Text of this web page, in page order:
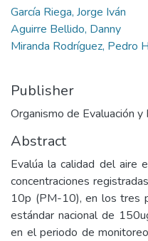
García Riega, Jorge Iván
Aguirre Bellido, Danny
Miranda Rodríguez, Pedro
Publisher
Organismo de Evaluación
Abstract
Evalúa la calidad del aire
concentraciones
10p (PM-10), en los tres
estándar nacional de
en el periodo de